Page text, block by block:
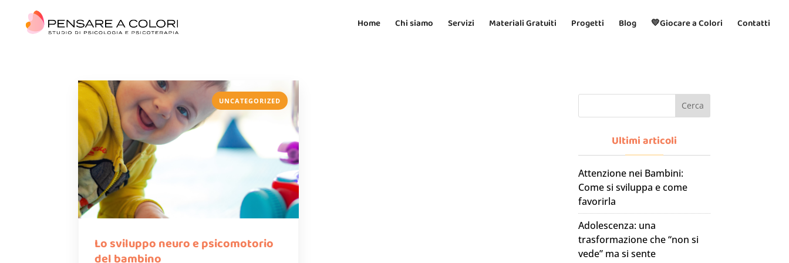
Home Chi siamo Servizi Materiali Gratuiti Progetti Blog 💛Giocare a Colori Contatti
UNCATEGORIZED
Lo sviluppo neuro e psicomotorio
del bambino
Cerca
Ultimi articoli
Attenzione nei Bambini:
Come si sviluppa e come
favorirla
Adolescenza: una
trasformazione che “non si
vede” ma si sente